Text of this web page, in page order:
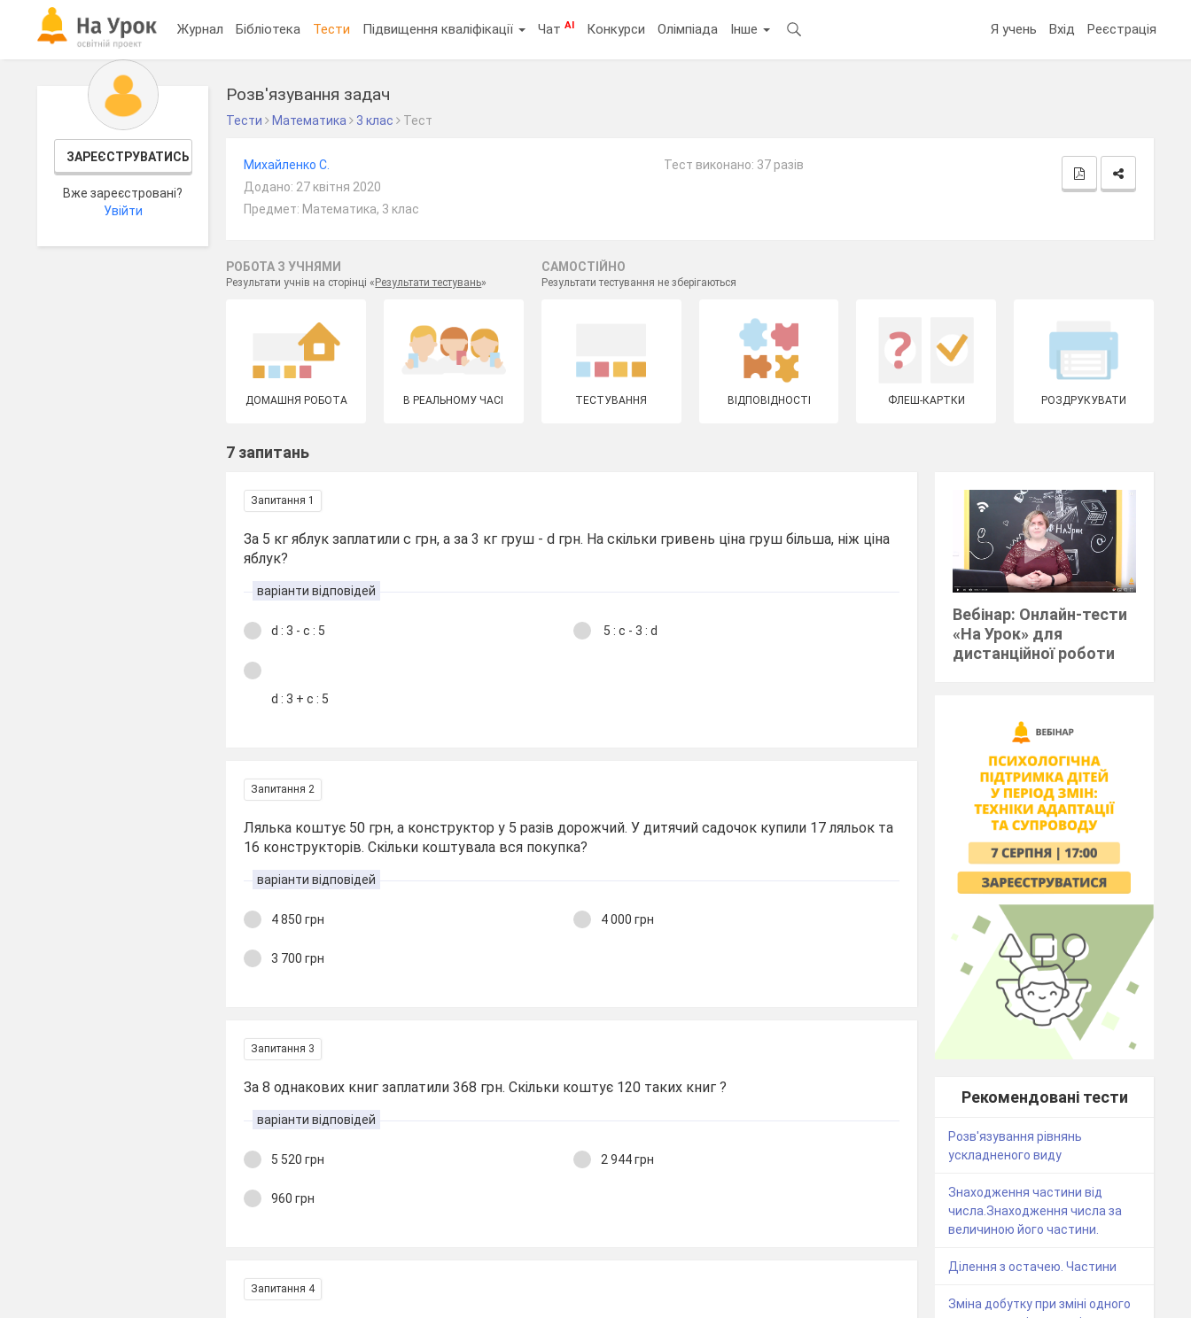
Журнал Бібліотека Тести Підвищення кваліфікації ЧатAI Конкурси Олімпіада Інше Я учень Вхід Реєстрація
ЗАРЕЄСТРУВАТИСЬ
Вже зареєстровані?
Увійти
Розв'язування задач
Тести Математика 3 клас Тест
Михайленко С.
Додано: 27 квітня 2020
Предмет: Математика, 3 клас
Тест виконано: 37 разів
РОБОТА З УЧНЯМИ
Результати учнів на сторінці « Результати тестувань»
САМОСТІЙНО
Результати тестування не зберігаються
ДОМАШНЯ РОБОТА В РЕАЛЬНОМУ ЧАСІ ТЕСТУВАННЯ ВІДПОВІДНОСТІ ФЛЕШ-КАРТКИ РОЗДРУКУВАТИ
7 запитань
Запитання 1
За 5 кг яблук заплатили с грн, а за 3 кг груш - d грн. На скільки гривень ціна груш більша, ніж ціна
яблук?
варіанти відповідей
d : 3 - с : 5 5 : с - 3 : d
d : 3 + с : 5
Запитання 2
Лялька коштує 50 грн, а конструктор у 5 разів дорожчий. У дитячий садочок купили 17 ляльок та
16 конструкторів. Скільки коштувала вся покупка?
варіанти відповідей
4 850 грн 4 000 грн
3 700 грн
Запитання 3
За 8 однакових книг заплатили 368 грн. Скільки коштує 120 таких книг ?
варіанти відповідей
5 520 грн 2 944 грн
960 грн
Запитання 4
Вебінар: Онлайн-тести
«На Урок» для
дистанційної роботи
Рекомендовані тести
Розв'язування рівнянь
ускладненого виду
Знаходження частини від
числа.Знаходження числа за
величиною його частини.
Ділення з остачею. Частини
Зміна добутку при зміні одного